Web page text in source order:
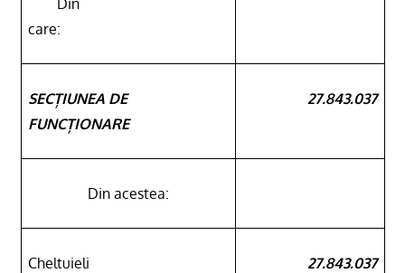
care:
SECȚIUNEA DE
FUNCȚIONARE
27.843.037
Din acestea:
Cheltuieli
27.843.037